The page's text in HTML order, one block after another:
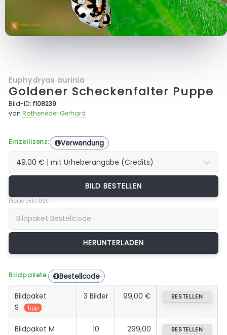
Euphydryas aurinia
Goldener Scheckenfalter Puppe
Bild-ID:f108239
vonRotheneder Gerhard
Einzellizenz: Verwendung
BILD BESTELLEN
Preise exkl. USt.
Bildpakete: Bestellcode
Bildpaket
S
Tipp
3 Bilder 99,00 € BESTELLEN
Bildpaket M
10
299,00
BESTELLEN